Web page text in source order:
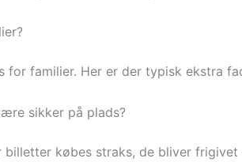
for familier. Her er der typisk ekstra
sikker på plads?
købes straks, de bliver